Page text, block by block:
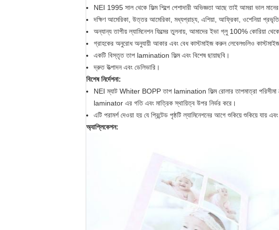
NEI 1995 সাল থেকে ফিল্ম শিল্পে পেশাদারী অভিজ্ঞতা আছে তাই আমরা ভাল
দক্ষিণ আমেরিকা, উত্তর আমেরিকা, মধ্যপ্রাচ্য, এশিয়া, আফ্রিকা, ওশেনিয়া
অন্যান্য তাপীয় ল্যামিনেশন ফিল্মের তুলনায়, আমাদের ইভা গ্লু 100% কোরিয়া
গ্রাহকের অনুরোধ অনুযায়ী আকার এবং বেধ কাস্টমাইজ করুন লেবেলগুলিও
একটি বিস্তৃত তাপ lamination ফিল্ম এবং বিশেষ ছায়াছবি।
দ্রুত উত্পাদন এবং ডেলিভারি।
বিশেষ নির্দেশনা:
NEI ম্যাট Whiter BOPP তাপ lamination ফিল্ম রোলার তাপমাত্রা
laminator এর গতি এবং মাত্রিক স্থায়িত্ব উপর নির্ভর করে।
এটি পরামর্শ দেওয়া হয় যে প্রিন্টেড পৃষ্ঠটি ল্যামিনেশনের আগে শুকিয়ে শুকিয়ে যায়
অ্যাপ্লিকেশন: